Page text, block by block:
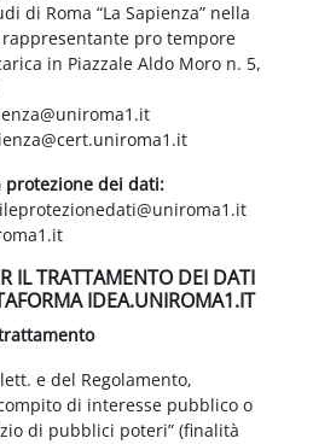
di Roma “La Sapienza” nella
pro tempore
in Piazzale Aldo Moro n. 5,
protezione dei dati:
IL TRATTAMENTO DEI DATI
IDEA.UNIROMA1.IT
e del Regolamento,
di interesse pubblico o
di pubblici poteri” (finalità